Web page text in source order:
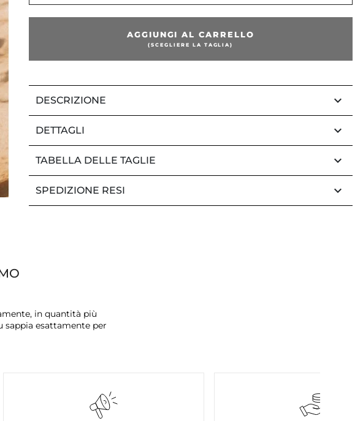
AGGIUNGI AL CARRELLO
(SCEGLIERE LA TAGLIA)
DESCRIZIONE keyboard_arrow_down
DETTAGLI keyboard_arrow_down
TABELLA DELLE TAGLIE keyboard_arrow_down
SPEDIZIONE RESI keyboard_arrow_down
in quantità più
sappia esattamente per